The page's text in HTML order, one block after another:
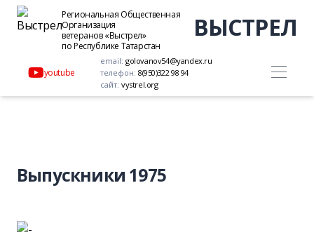
Региональная Общественная
Организация
ветеранов «Выстрел»
по Республике Татарстан
ВЫСТРЕЛ
youtube
email: golovanov54@yandex.ru
телефон: 8(950)322 98 94
сайт: vystrel.org
Выпускники 1975